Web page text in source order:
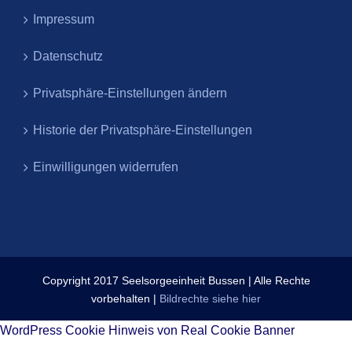
Impressum
Datenschutz
Privatsphäre-Einstellungen ändern
Historie der Privatsphäre-Einstellungen
Einwilligungen widerrufen
Copyright 2017 Seelsorgeeinheit Bussen | Alle Rechte
vorbehalten | Bildrechte siehe hier
WordPress Cookie Hinweis von Real Cookie Banner